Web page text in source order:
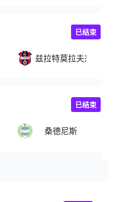
兹拉特莫拉夫采
已结束
桑德尼斯
已结束